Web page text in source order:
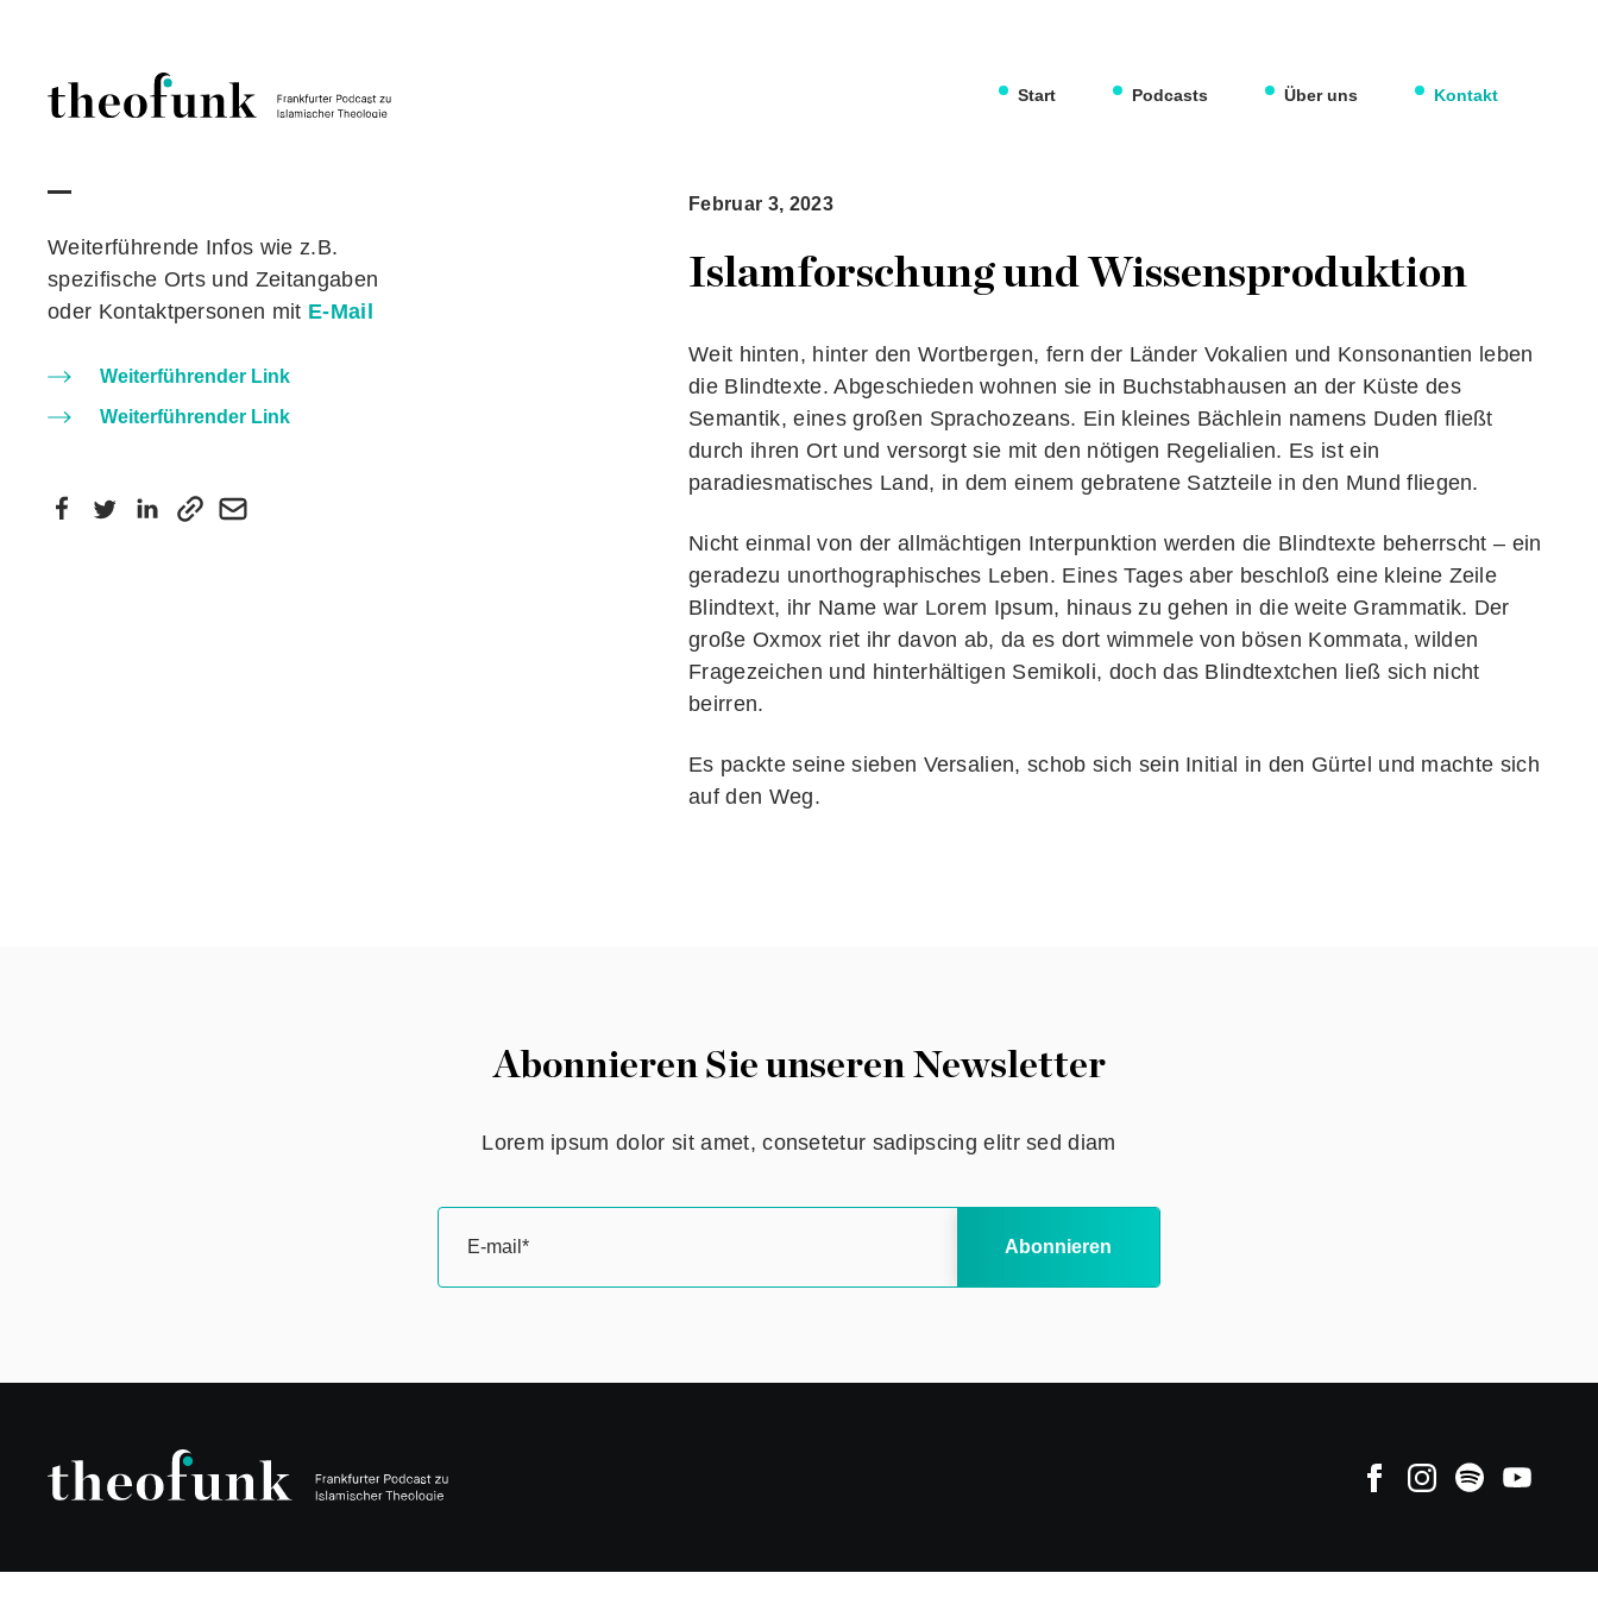
Start Podcasts Über uns Kontakt
Weiterführende Infos wie z.B.
spezifische Orts und Zeitangaben
oder Kontaktpersonen mit E-Mail
Weiterführender Link
Weiterführender Link
Februar 3, 2023
Islamforschung und Wissensproduktion
Weit hinten, hinter den Wortbergen, fern der Länder Vokalien und Konsonantien leben
die Blindtexte. Abgeschieden wohnen sie in Buchstabhausen an der Küste des
Semantik, eines großen Sprachozeans. Ein kleines Bächlein namens Duden fließt
durch ihren Ort und versorgt sie mit den nötigen Regelialien. Es ist ein
paradiesmatisches Land, in dem einem gebratene Satzteile in den Mund fliegen.
Nicht einmal von der allmächtigen Interpunktion werden die Blindtexte beherrscht – ein
geradezu unorthographisches Leben. Eines Tages aber beschloß eine kleine Zeile
Blindtext, ihr Name war Lorem Ipsum, hinaus zu gehen in die weite Grammatik. Der
große Oxmox riet ihr davon ab, da es dort wimmele von bösen Kommata, wilden
Fragezeichen und hinterhältigen Semikoli, doch das Blindtextchen ließ sich nicht
beirren.
Es packte seine sieben Versalien, schob sich sein Initial in den Gürtel und machte sich
auf den Weg.
Abonnieren Sie unseren Newsletter
Lorem ipsum dolor sit amet, consetetur sadipscing elitr sed diam
Abonnieren